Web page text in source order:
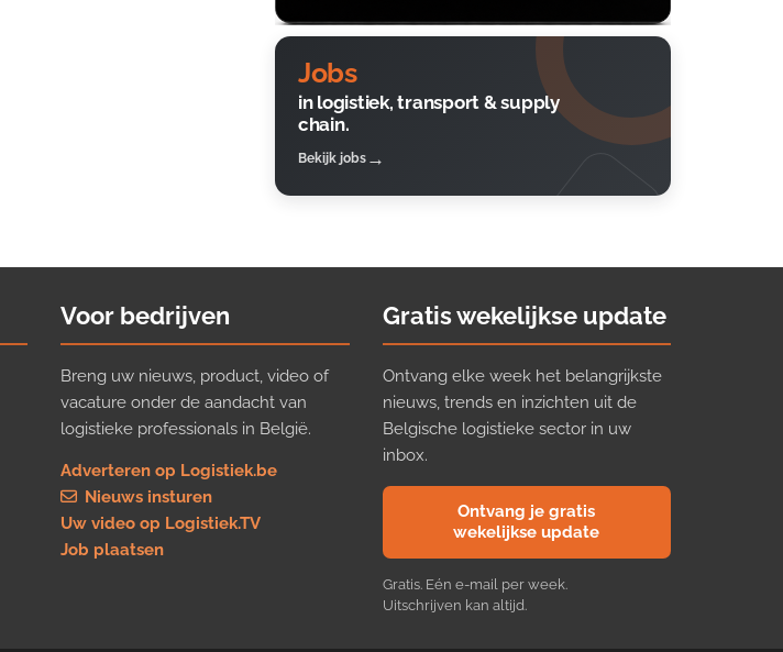
Jobs
in logistiek, transport & supply
chain.
Bekijk jobs
Voor bedrijven
Breng uw nieuws, product, video of
vacature onder de aandacht van
logistieke professionals in België.
Adverteren op Logistiek.be
Nieuws insturen
Uw video op Logistiek.TV
Job plaatsen
Gratis wekelijkse update
Ontvang elke week het belangrijkste
nieuws, trends en inzichten uit de
Belgische logistieke sector in uw
inbox.
Ontvang je gratis
wekelijkse update
Gratis. Eén e-mail per week.
Uitschrijven kan altijd.